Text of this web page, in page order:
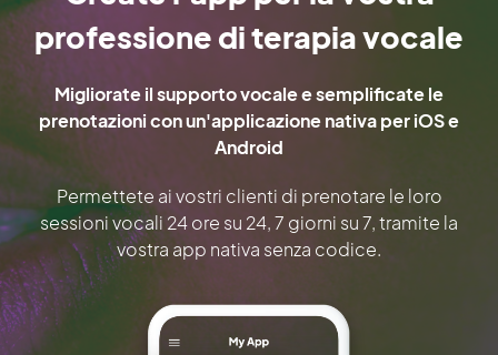
professione di terapia vocale
Migliorate il supporto vocale e semplificate le
prenotazioni con un'applicazione nativa per iOS e
Android
Permettete ai vostri clienti di prenotare le loro
sessioni vocali 24 ore su 24, 7 giorni su 7, tramite la
vostra app nativa senza codice.